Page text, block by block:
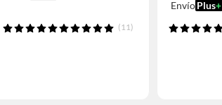
(11)
EnvíoPlus+